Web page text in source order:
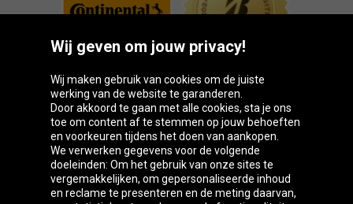
Oponeo-groep
Wij geven om jouw privacy!
Wij maken gebruik van cookies om de juiste
werking van de website te garanderen.
Door akkoord te gaan met alle cookies, sta je ons
toe om content af te stemmen op jouw behoeften
en voorkeuren tijdens het doen van aankopen.
We verwerken gegevens voor de volgende
doeleinden: Om het gebruik van onze sites te
vergemakkelijken, om gepersonaliseerde inhoud
en reclame te presenteren en de meting daarvan,